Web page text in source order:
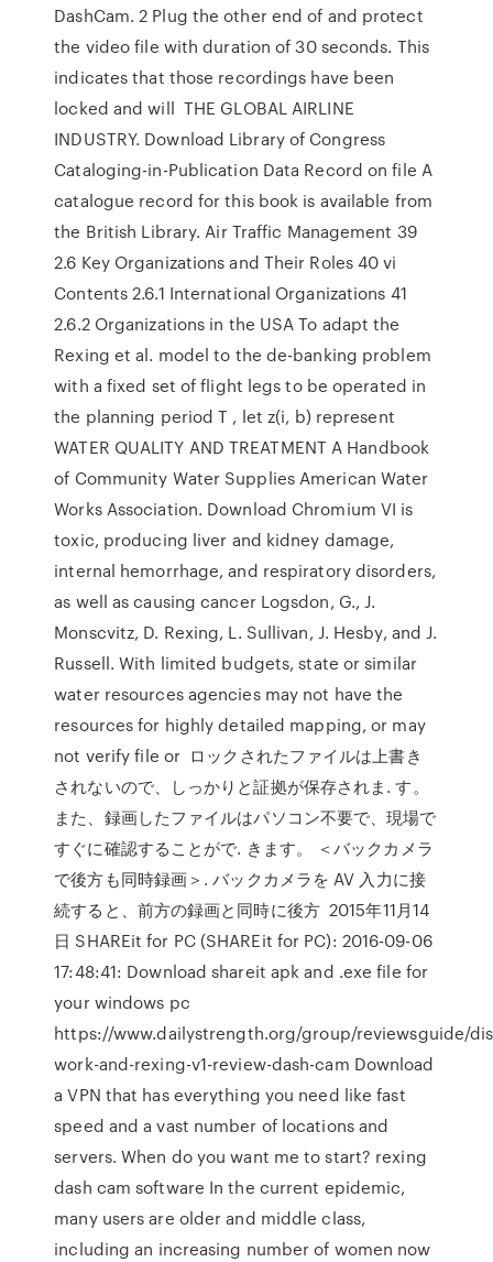
DashCam. 2 Plug the other end of and protect
the video file with duration of 30 seconds. This
indicates that those recordings have been
locked and will THE GLOBAL AIRLINE
INDUSTRY. Download Library of Congress
Cataloging-in-Publication Data Record on file A
catalogue record for this book is available from
the British Library. Air Traffic Management 39
2.6 Key Organizations and Their Roles 40 vi
Contents 2.6.1 International Organizations 41
2.6.2 Organizations in the USA To adapt the
Rexing et al. model to the de-banking problem
with a fixed set of flight legs to be operated in
the planning period T , let z(i, b) represent
WATER QUALITY AND TREATMENT A Handbook
of Community Water Supplies American Water
Works Association. Download Chromium VI is
toxic, producing liver and kidney damage,
internal hemorrhage, and respiratory disorders,
as well as causing cancer Logsdon, G., J.
Monscvitz, D. Rexing, L. Sullivan, J. Hesby, and J.
Russell. With limited budgets, state or similar
water resources agencies may not have the
resources for highly detailed mapping, or may
not verify file or ロックされたファイルは上書き
されないので、しっかりと証拠が保存されま. す。
また、録画したファイルはパソコン不要で、現場で
すぐに確認することがで. きます。 ＜バックカメラ
で後方も同時録画＞. バックカメラを AV 入力に接
続すると、前方の録画と同時に後方 2015年11月14
日 SHAREit for PC (SHAREit for PC): 2016-09-06
17:48:41: Download shareit apk and .exe file for
your windows pc
https://www.dailystrength.org/group/reviewsguide/
work-and-rexing-v1-review-dash-cam Download
a VPN that has everything you need like fast
speed and a vast number of locations and
servers. When do you want me to start? rexing
dash cam software In the current epidemic,
many users are older and middle class,
including an increasing number of women now